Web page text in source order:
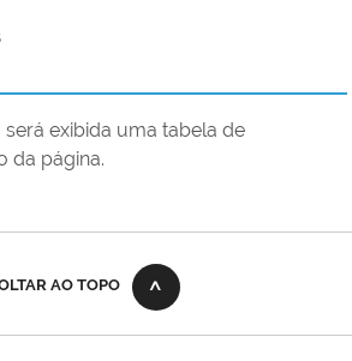
exibida uma tabela de
da página.
AO TOPO